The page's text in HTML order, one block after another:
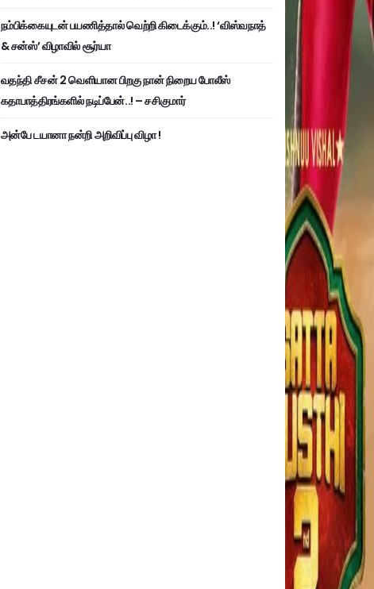
நம்பிக்கையுடன் பயணித்தால் வெற்றி கிடைக்கும்..! ‘விஸ்வநாத்
& சன்ஸ்’ விழாவில் சூர்யா
வதந்தி சீசன் 2 வெளியான பிறகு நான் நிறைய போலீஸ்
கதாபாத்திரங்களில் நடிப்பேன்..! – சசிகுமார்
அன்பே டயானா நன்றி அறிவிப்பு விழா !